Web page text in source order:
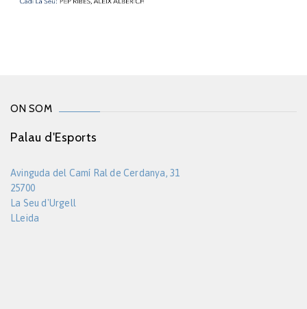
ON SOM
Palau d'Esports
Avinguda del Camí Ral de Cerdanya, 31
25700
La Seu d'Urgell
LLeida